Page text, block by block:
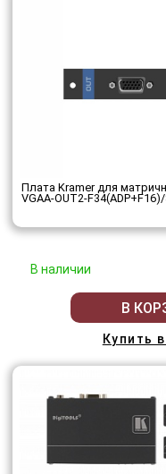
Плата Kramer для
VGAA-OUT2-
В наличии
В
Купить